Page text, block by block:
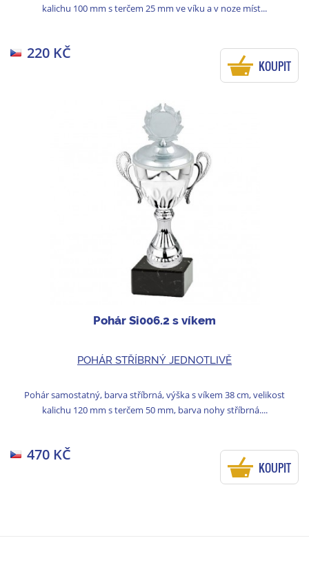
kalichu 100 mm s terčem 25 mm ve víku a v noze míst...
220 KČ
KOUPIT
Pohár Si006.2 s víkem
POHÁR STŘÍBRNÝ JEDNOTLIVĚ
Pohár samostatný, barva stříbrná, výška s víkem 38 cm, velikost
kalichu 120 mm s terčem 50 mm, barva nohy stříbrná....
470 KČ
KOUPIT